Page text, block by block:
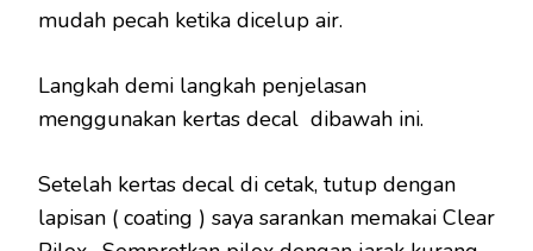
mudah pecah ketika dicelup air.
Langkah demi langkah penjelasan
menggunakan kertas decal dibawah ini.
Setelah kertas decal di cetak, tutup dengan
lapisan ( coating ) saya sarankan memakai Clear